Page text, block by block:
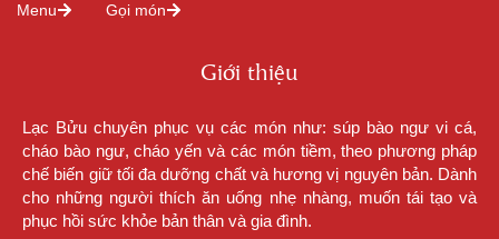
Menu Gọi món
Giới thiệu
Lạc Bửu chuyên phục vụ các món như: súp bào ngư vi cá,
cháo bào ngư, cháo yến và các món tiềm, theo phương pháp
chế biến giữ tối đa dưỡng chất và hương vị nguyên bản. Dành
cho những người thích ăn uống nhẹ nhàng, muốn tái tạo và
phục hồi sức khỏe bản thân và gia đình.